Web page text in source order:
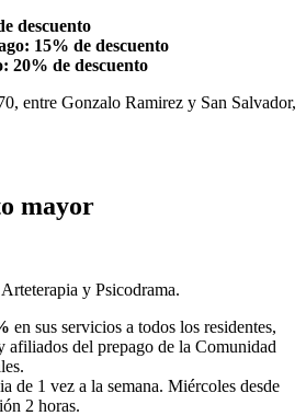
descuento
15% de descuento
20% de descuento
entre Gonzalo Ramirez y San Salvador,
mayor
y Psicodrama.
en sus servicios a todos los residentes,
afiliados del prepago de la Comunidad
de 1 vez a la semana. Miércoles desde
2 horas.